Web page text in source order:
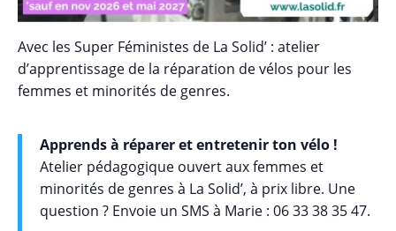
Avec les Super Féministes de La Solid’ : atelier
d’apprentissage de la réparation de vélos pour les
femmes et minorités de genres.
Apprends à réparer et entretenir ton vélo !
Atelier pédagogique ouvert aux femmes et
minorités de genres à La Solid’, à prix libre. Une
question ? Envoie un SMS à Marie : 06 33 38 35 47.